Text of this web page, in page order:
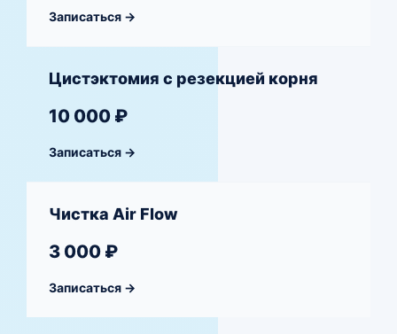
Записаться →
Цистэктомия с резекцией корня
10 000 ₽
Записаться →
Чистка Air Flow
3 000 ₽
Записаться →